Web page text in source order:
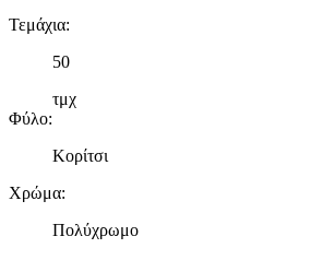
Τεμάχια:
50
τμχ
Φύλο:
Κορίτσι
Χρώμα:
Πολύχρωμο